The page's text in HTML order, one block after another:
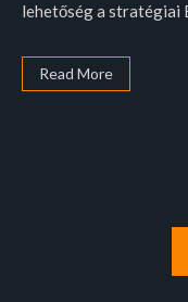
lehetőség a stratégiai
Read More